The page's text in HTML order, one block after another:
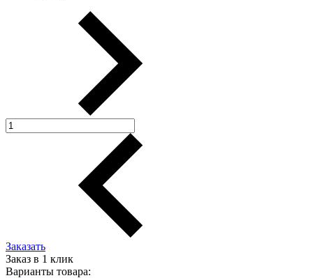
Заказать
Заказ в 1 клик
Варианты товара: